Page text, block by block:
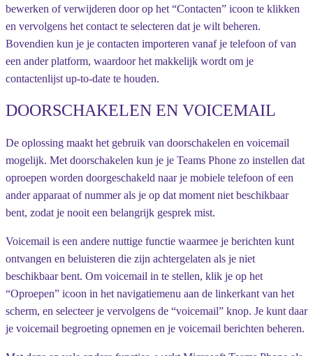
bewerken of verwijderen door op het “Contacten” icoon te klikken
en vervolgens het contact te selecteren dat je wilt beheren.
Bovendien kun je je contacten importeren vanaf je telefoon of van
een ander platform, waardoor het makkelijk wordt om je
contactenlijst up-to-date te houden.
DOORSCHAKELEN EN VOICEMAIL
De oplossing maakt het gebruik van doorschakelen en voicemail
mogelijk. Met doorschakelen kun je je Teams Phone zo instellen dat
oproepen worden doorgeschakeld naar je mobiele telefoon of een
ander apparaat of nummer als je op dat moment niet beschikbaar
bent, zodat je nooit een belangrijk gesprek mist.
Voicemail is een andere nuttige functie waarmee je berichten kunt
ontvangen en beluisteren die zijn achtergelaten als je niet
beschikbaar bent. Om voicemail in te stellen, klik je op het
“Oproepen” icoon in het navigatiemenu aan de linkerkant van het
scherm, en selecteer je vervolgens de “voicemail” knop. Je kunt daar
je voicemail begroeting opnemen en je voicemail berichten beheren.